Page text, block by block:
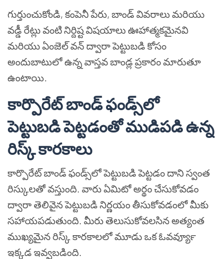
గుర్తుంచుకోండి, కంపెనీ పేరు, బాండ్ వివరాలు మరియు
వడ్డీ రేట్లు వంటి నిర్దిష్ట విషయాలు ఊహాత్మకమైనవి
మరియు ఏంజెల్ వన్ ద్వారా పెట్టుబడి కోసం
అందుబాటులో ఉన్న వాస్తవ బాండ్ల ప్రకారం మారుతూ
ఉంటాయి.
కార్పొరేట్ బాండ్ ఫండ్స్‌లో
పెట్టుబడి పెట్టడంతో ముడిపడి ఉన్న
రిస్క్ కారకాలు
కార్పొరేట్ బాండ్ ఫండ్స్‌లో పెట్టుబడి పెట్టడం దాని స్వంత
రిస్కులతో వస్తుంది. వారు ఏమిటో అర్థం చేసుకోవడం
ద్వారా తెలివైన పెట్టుబడి నిర్ణయం తీసుకోవడంలో మీకు
సహాయపడుతుంది. మీరు తెలుసుకోవలసిన అత్యంత
ముఖ్యమైన రిస్క్ కారకాలలో మూడు ఒక ఓవర్‍వ్యూ
ఇక్కడ ఇవ్వబడింది.